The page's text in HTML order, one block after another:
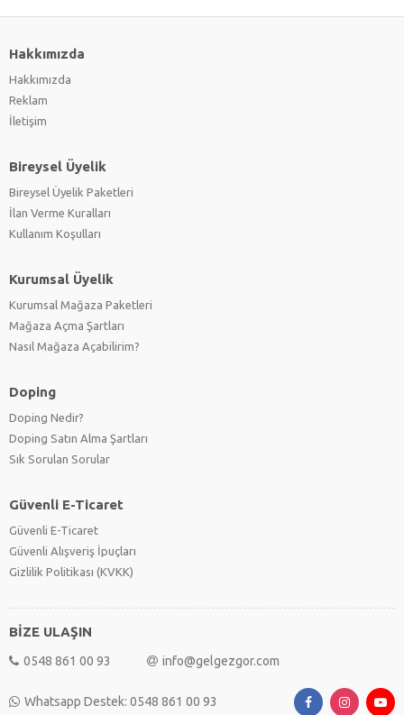
Hakkımızda
Hakkımızda
Reklam
İletişim
Bireysel Üyelik
Bireysel Üyelik Paketleri
İlan Verme Kuralları
Kullanım Koşulları
Kurumsal Üyelik
Kurumsal Mağaza Paketleri
Mağaza Açma Şartları
Nasıl Mağaza Açabilirim?
Doping
Doping Nedir?
Doping Satın Alma Şartları
Sık Sorulan Sorular
Güvenli E-Ticaret
Güvenli E-Ticaret
Güvenli Alışveriş İpuçları
Gizlilik Politikası (KVKK)
BİZE ULAŞIN
0548 861 00 93 info@gelgezgor.com
Whatsapp Destek: 0548 861 00 93